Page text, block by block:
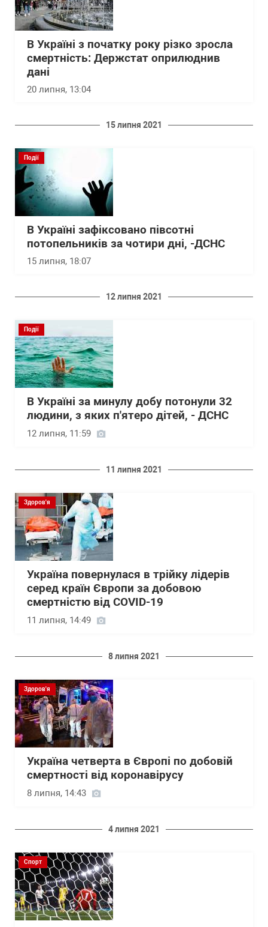
В Україні з початку року різко зросла
смертність: Держстат оприлюднив
дані
20 липня, 13:04
15 липня 2021
Події
В Україні зафіксовано півсотні
потопельників за чотири дні, -ДСНС
15 липня, 18:07
12 липня 2021
Події
В Україні за минулу добу потонули 32
людини, з яких п'ятеро дітей, - ДСНС
12 липня, 11:59
11 липня 2021
Здоров'я
Україна повернулася в трійку лідерів
серед країн Європи за добовою
смертністю від COVID-19
11 липня, 14:49
8 липня 2021
Здоров'я
Україна четверта в Європі по добовій
смертності від коронавірусу
8 липня, 14:43
4 липня 2021
Спорт